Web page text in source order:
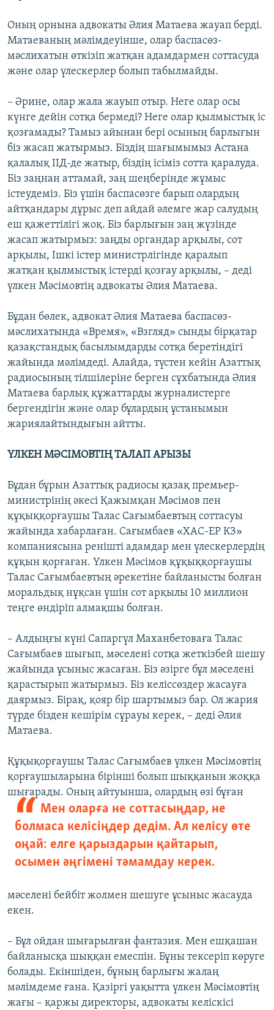
Оның орнына адвокаты Әлия Матаева жауап берді.
Матаеваның мәлімдеуінше, олар баспасөз-
мәслихатын өткізіп жатқан адамдармен соттасуда
және олар үлескерлер болып табылмайды.
– Әрине, олар жала жауып отыр. Неге олар осы
күнге дейін сотқа бермеді? Неге олар қылмыстық іс
қозғамады? Тамыз айынан бері осының барлығын
біз жасап жатырмыз. Біздің шағымымыз Астана
қалалық ІІД-де жатыр, біздің ісіміз сотта қаралуда.
Біз заңнан аттамай, заң шеңберінде жұмыс
істеудеміз. Біз үшін баспасөзге барып олардың
айтқандары дұрыс деп айдай әлемге жар салудың
еш қажеттілігі жоқ. Біз барлығын заң жүзінде
жасап жатырмыз: заңды органдар арқылы, сот
арқылы, Ішкі істер министрлігінде қаралып
жатқан қылмыстық істерді қозғау арқылы, – деді
үлкен Мәсімовтің адвокаты Әлия Матаева.
Бұдан бөлек, адвокат Әлия Матаева баспасөз-
мәслихатында «Время», «Взгляд» сынды бірқатар
қазақстандық басылымдарды сотқа беретіндігі
жайында мәлімдеді. Алайда, түстен кейін Азаттық
радиосының тілшілеріне берген сұхбатында Әлия
Матаева барлық құжаттарды журналистерге
бергендігін және олар бұлардың ұстанымын
жариялайтындығын айтты.
ҮЛКЕН МӘСІМОВТІҢ ТАЛАП АРЫЗЫ
Бұдан бұрын Азаттық радиосы қазақ премьер-
министрінің әкесі Қажымқан Мәсімов пен
құқыққорғаушы Талас Сағымбаевтың соттасуы
жайында хабарлаған. Сағымбаев «ХАC-ЕР КЗ»
компаниясына ренішті адамдар мен үлескерлердің
құқын қорғаған. Үлкен Мәсімов құқыққорғаушы
Талас Сағымбаевтың әрекетіне байланысты болған
моральдық нұқсан үшін сот арқылы 10 миллион
теңге өндіріп алмақшы болған.
– Алдыңғы күні Сапаргүл Маханбетоваға Талас
Сағымбаев шығып, мәселені сотқа жеткізбей шешу
жайында ұсыныс жасаған. Біз әзірге бұл мәселені
қарастырып жатырмыз. Біз келіссөздер жасауға
даярмыз. Бірақ, қояр бір шартымыз бар. Ол жария
түрде бізден кешірім сұрауы керек, – деді Әлия
Матаева.
Құқықорғаушы Талас Сағымбаев үлкен Мәсімовтің
қорғаушыларына бірінші болып шыққанын жоққа
шығарады. Оның айтуынша,
Мен оларға не соттасыңдар, не
болмаса келісіңдер дедім. Ал келісу өте
оңай: елге қарыздарын қайтарып,
осымен әңгімені тәмамдау керек.
олардың өзі бұған
мәселені бейбіт жолмен шешуге ұсыныс жасауда
екен.
– Бұл ойдан шығарылған фантазия. Мен ешқашан
байланысқа шыққан емеспін. Бұны тексеріп көруге
болады. Екіншіден, бұның барлығы жалаң
мәлімдеме ғана. Қазіргі уақытта үлкен Мәсімовтің
жағы – қаржы директоры, адвокаты келіскісі